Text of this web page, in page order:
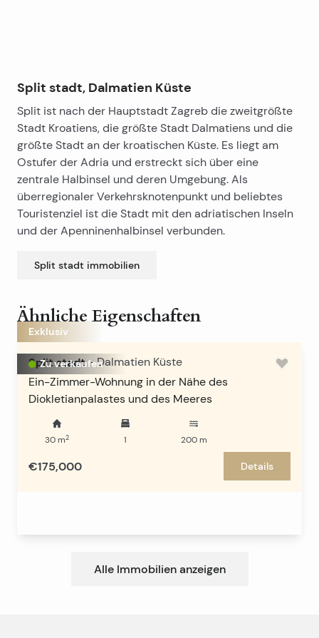
Split stadt, Dalmatien Küste
Split ist nach der Hauptstadt Zagreb die zweitgrößte
Stadt Kroatiens, die größte Stadt Dalmatiens und die
größte Stadt an der kroatischen Küste. Es liegt am
Ostufer der Adria und erstreckt sich über eine
zentrale Halbinsel und deren Umgebung. Als
überregionaler Verkehrsknotenpunkt und beliebtes
Touristenziel ist die Stadt mit den adriatischen Inseln
und der Apenninenhalbinsel verbunden.
Split stadt immobilien
Ähnliche Eigenschaften
Zu verkaufen
Exklusiv
Split stadt - Dalmatien Küste
Ein-Zimmer-Wohnung in der Nähe des
Diokletianpalastes und des Meeres
30 m2 1 200m
€175,000 Details
Alle Immobilien anzeigen